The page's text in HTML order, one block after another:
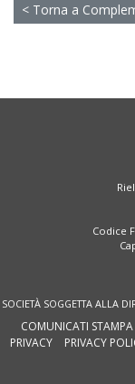
< Torna a
Codice
SOCIETÀ SOGGETTA ALLA
COMUNICATI STAMPA
PRIVACY
PRIVACY